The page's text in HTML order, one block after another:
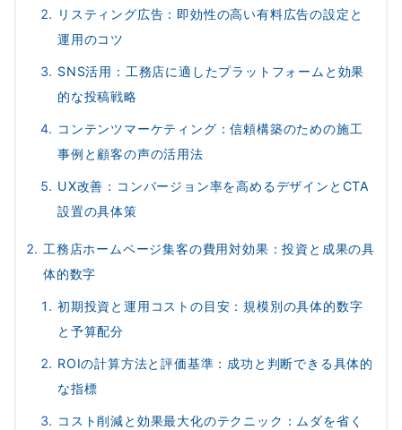
リスティング広告：即効性の高い有料広告の設定と
運用のコツ
SNS活用：工務店に適したプラットフォームと効果
的な投稿戦略
コンテンツマーケティング：信頼構築のための施工
事例と顧客の声の活用法
UX改善：コンバージョン率を高めるデザインとCTA
設置の具体策
工務店ホームページ集客の費用対効果：投資と成果の具
体的数字
初期投資と運用コストの目安：規模別の具体的数字
と予算配分
ROIの計算方法と評価基準：成功と判断できる具体的
な指標
コスト削減と効果最大化のテクニック：ムダを省く